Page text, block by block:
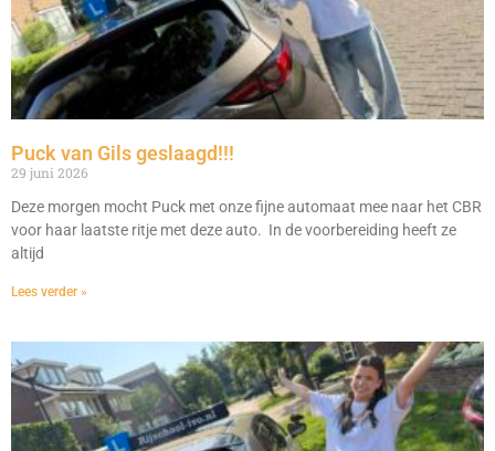
Puck van Gils geslaagd!!!
29 juni 2026
Deze morgen mocht Puck met onze fijne automaat mee naar het CBR
voor haar laatste ritje met deze auto. In de voorbereiding heeft ze
altijd
Lees verder »